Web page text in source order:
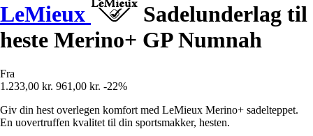
LeMieux
Sadelunderlag til
heste Merino+ GP Numnah
Fra
1.233,00 kr. 961,00 kr. -22%
Giv din hest overlegen komfort med LeMieux Merino+ sadelteppet.
En uovertruffen kvalitet til din sportsmakker, hesten.